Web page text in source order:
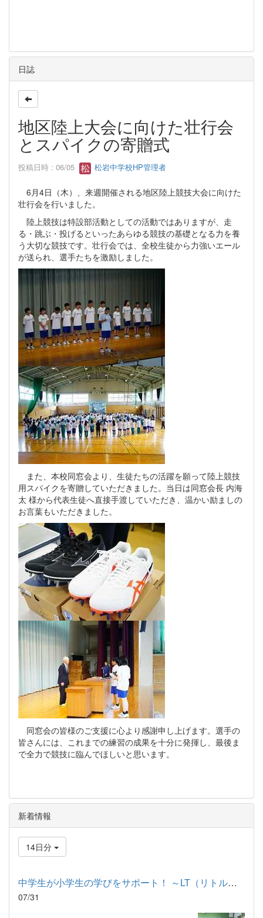
日誌
地区陸上大会に向けた壮行会
とスパイクの寄贈式
投稿日時 : 06/05 松岩中学校HP管理者
6月4日（木）、来週開催される地区陸上競技大会に向けた
壮行会を行いました。
陸上競技は特設部活動としての活動ではありますが、走
る・跳ぶ・投げるといったあらゆる競技の基礎となる力を養
う大切な競技です。壮行会では、全校生徒から力強いエール
が送られ、選手たちを激励しました。
また、本校同窓会より、生徒たちの活躍を願って陸上競技
用スパイクを寄贈していただきました。当日は同窓会長 内海
太 様から代表生徒へ直接手渡していただき、温かい励ましの
お言葉もいただきました。
同窓会の皆様のご支援に心より感謝申し上げます。選手の
皆さんには、これまでの練習の成果を十分に発揮し、最後ま
で全力で競技に臨んでほしいと思います。
新着情報
14日分
中学生が小学生の学びをサポート！ ～LT（リトルティーチャー）プ...
07/31